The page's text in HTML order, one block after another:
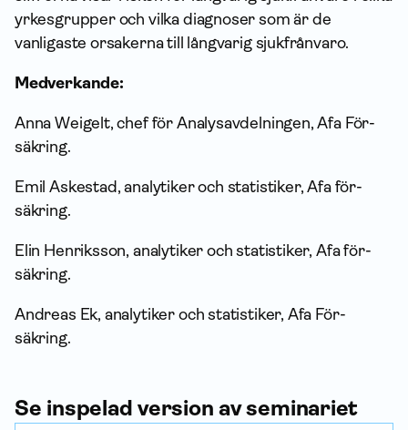
yrkesgrupper och vilka diagnoser som är de
vanligaste orsakerna till långvarig sjukfrånvaro.
Medverkande:
Anna Weigelt, chef för Analysavdelningen, Afa För­
säkring.
Emil Askestad, analytiker och statistiker, Afa för­
säkring.
Elin Henriksson, analytiker och statistiker, Afa för­
säkring.
Andreas Ek, analytiker och statistiker, Afa För­
säkring.
Se inspelad version av seminariet